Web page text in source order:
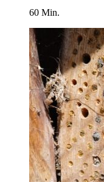
60 Min.